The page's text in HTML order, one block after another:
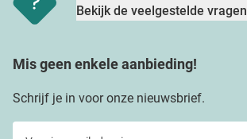
Bekijk de veelgestelde vragen
Mis geen enkele aanbieding!
Schrijf je in voor onze nieuwsbrief.